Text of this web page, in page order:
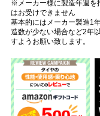
※メーカー様に製造年週を
はお受けできません
基本的にはメーカー製造1
造数が少ない場合など2年
すようお願い致します。